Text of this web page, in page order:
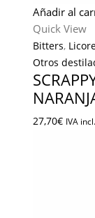
Añadir al
Quick View
Bitters,
Otros
27,70€ IVA incl.